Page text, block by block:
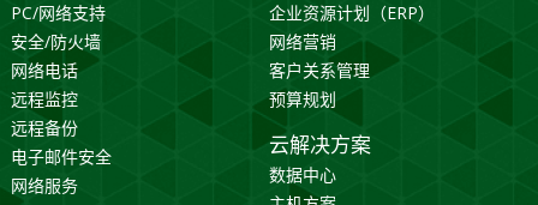
PC/网络支持
安全/防火墙
网络电话
远程监控
远程备份
电子邮件安全
网络服务
企业资源计划（ERP）
网络营销
客户关系管理
预算规划
云解决方案
数据中心